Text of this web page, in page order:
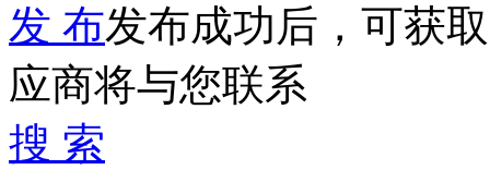
发 布发布成功后，可获
应商将与您联系
搜 索